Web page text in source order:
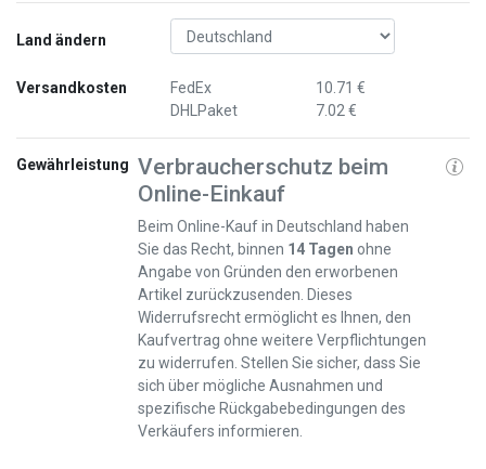
Land ändern
Versandkosten
FedEx
DHLPaket
10.71 €
7.02 €
Gewährleistung Verbraucherschutz beim
Online-Einkauf
Beim Online-Kauf in Deutschland haben
Sie das Recht, binnen 14 Tagen ohne
Angabe von Gründen den erworbenen
Artikel zurückzusenden. Dieses
Widerrufsrecht ermöglicht es Ihnen, den
Kaufvertrag ohne weitere Verpflichtungen
zu widerrufen. Stellen Sie sicher, dass Sie
sich über mögliche Ausnahmen und
spezifische Rückgabebedingungen des
Verkäufers informieren.